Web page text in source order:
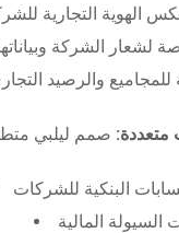
الهوية التجارية
الشركة
للمجاميع والرصيد
متعددة:
البنكية للشركات
السيولة المالية